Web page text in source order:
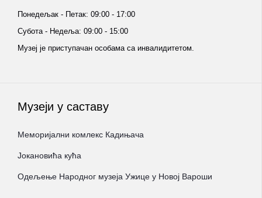
Понедељак - Петак: 09:00 - 17:00
Субота - Недеља: 09:00 - 15:00
Музеј је приступачан особама са инвалидитетом.
Музеји у саставу
Меморијални комлекс Кадињача
Јокановића кућа
Oдељење Народног музеја Ужице у Новој Вароши